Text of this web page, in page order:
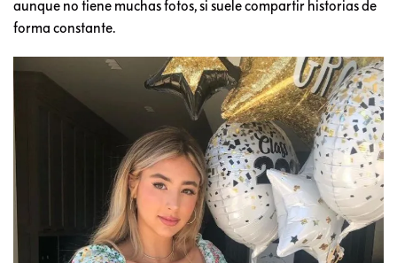
aunque no tiene muchas fotos, si suele compartir historias de
forma constante.